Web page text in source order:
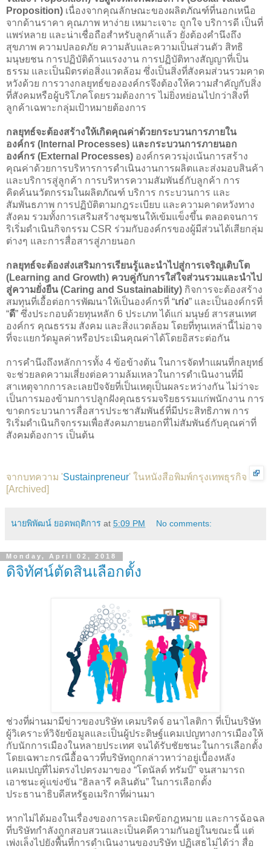
Proposition) เนื่องจากคุณลักษณะของผลิตภัณฑ์ที่นอกเหนือ
จากด้านราคา คุณภาพ หาง่าย เหมาะเจาะ ถูกใจ บริการดี เป็นที่
แพร่หลาย และน่าเชื่อถือสำหรับลูกค้าแล้ว ยังต้องคำนึงถึง
สุขภาพ ความปลอดภัย ความลับและความเป็นส่วนตัว สิทธิ
มนุษยชน การปฏิบัติด้านแรงงาน การปฏิบัติทางสัญญาที่เป็น
ธรรม และเป็นมิตรต่อสิ่งแวดล้อม ซึ่งเป็นสิ่งที่สังคมส่วนรวมคาด
หวังด้วย การวางกลยุทธ์ขององค์กรจึงต้องให้ความสำคัญกับสิ่ง
ที่สังคมหรือผู้บริโภคโดยรวมต้องการ ไม่ยิ่งหย่อนไปกว่าสิ่งที่
ลูกค้าเฉพาะกลุ่มเป้าหมายต้องการ
กลยุทธ์จะต้องสร้างให้เกิดคุณค่าด้วยกระบวนการภายใน
องค์กร (Internal Processes) และกระบวนการภายนอก
องค์กร (External Processes) องค์กรควรมุ่งเน้นการสร้าง
คุณค่าด้วยการบริหารการดำเนินงานการผลิตและส่งมอบสินค้า
และบริการสู่ลูกค้า การบริหารความสัมพันธ์กับลูกค้า การ
คิดค้นนวัตกรรมในผลิตภัณฑ์ บริการ กระบวนการ และ
สัมพันธภาพ การปฏิบัติตามกฎระเบียบ และความคาดหวังทาง
สังคม รวมทั้งการเสริมสร้างชุมชนให้เข้มแข็งขึ้น ตลอดจนการ
ริเริ่มดำเนินกิจกรรม CSR ร่วมกับองค์กรของผู้มีส่วนได้เสียกลุ่ม
ต่างๆ และการสื่อสารสู่ภายนอก
กลยุทธ์จะต้องส่งเสริมการเรียนรู้และนำไปสู่การเจริญเติบโต
(Learning and Growth) ควบคู่กับการใส่ใจส่วนรวมและนำไป
สู่ความยั่งยืน (Caring and Sustainability) กิจการจะต้องสร้าง
สมทุนที่เอื้อต่อการพัฒนาให้เป็นองค์กรที่ “เก่ง” และเป็นองค์กรที่
“ดี” ซึ่งประกอบด้วยทุนหลัก 6 ประเภท ได้แก่ มนุษย์ สารสนเทศ
องค์กร คุณธรรม สังคม และสิ่งแวดล้อม โดยที่ทุนเหล่านี้ไม่อาจ
ที่จะแยกวัดมูลค่าหรือประเมินคุณค่าได้โดยอิสระต่อกัน
การคำนึงถึงหลักการทั้ง 4 ข้อข้างต้น ในการจัดทำแผนที่กลยุทธ์
จะช่วยลดความเสี่ยงต่อความล้มเหลวในการดำเนินงานที่มี
สาเหตุจากการละเลยปัจจัยที่เป็นเหตุเป็นผลระหว่างกัน ไม่ว่าจะ
เป็นการมองข้ามการปลูกฝังคุณธรรมจริยธรรมแก่พนักงาน การ
ขาดกระบวนการสื่อสารประชาสัมพันธ์ที่มีประสิทธิภาพ การ
ริเริ่มดำเนินกิจกรรมเพื่อสังคมภายนอกที่ไม่สัมพันธ์กับคุณค่าที่
สังคมต้องการ เป็นต้น
จากบทความ 'Sustainpreneur' ในหนังสือพิมพ์กรุงเทพธุรกิจ
[Archived]
นายพิพัฒน์ ยอดพฤติการ at 5:09 PM No comments:
Monday, April 02, 2018
ดิจิทัศน์ตัดสินเลือกตั้ง
ช่วงที่ผ่านมามีข่าวของบริษัท เคมบริดจ์ อนาไลติกา ที่เป็นบริษัท
ผู้วิเคราะห์วิจัยข้อมูลและเป็นผู้ประดิษฐ์แคมเปญทางการเมืองให้
กับนักการเมืองในหลายประเทศ จนได้รับชัยชนะในการเลือกตั้ง
โดยเฉพาะกรณีอื้อฉาวที่บริษัทถูกกล่าวหาว่าอยู่เบื้องหลัง
แคมเปญที่ไม่ตรงไปตรงมาของ “โดนัลด์ ทรัมป์” จนสามารถ
เอาชนะคู่แข่งขัน “ฮิลลารี คลินตัน” ในการเลือกตั้ง
ประธานาธิบดีสหรัฐอเมริกาที่ผ่านมา
หากไม่ได้มองในเรื่องของการละเมิดข้อกฎหมาย และการฉ้อฉล
ที่บริษัทกำลังถูกสอบสวนและเป็นคดีความกันอยู่ในขณะนี้ แต่
เพ่งเล็งไปยังพื้นที่การดำเนินงานของบริษัท ปฏิเสธไม่ได้ว่า สื่อ